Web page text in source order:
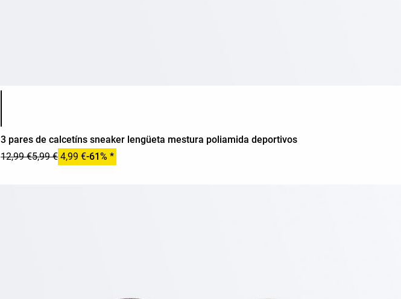
3 pares de calcetíns sneaker lengüeta mestura poliamida deportivos
12,99 €5,99 € 4,99 €-61% *